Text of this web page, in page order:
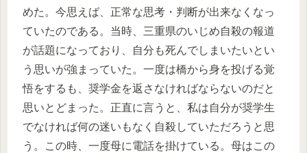
めた。今思えば、正常な思考・判断が出来なくなっ
ていたのである。当時、三重県のいじめ自殺の報道
が話題になっており、自分も死んでしまいたいとい
う思いが強まっていた。一度は橋から身を投げる覚
悟をするも、奨学金を返さなければならないのだと
思いとどまった。正直に言うと、私は自分が奨学生
でなければ何の迷いもなく自殺していただろうと思
う。この時、一度母に電話を掛けている。母はこの